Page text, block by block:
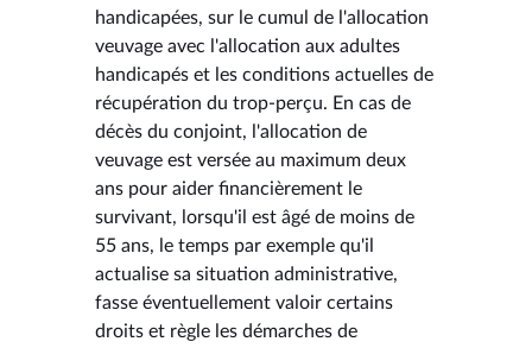
handicapées, sur le cumul de l'allocation
veuvage avec l'allocation aux adultes
handicapés et les conditions actuelles de
récupération du trop-perçu. En cas de
décès du conjoint, l'allocation de
veuvage est versée au maximum deux
ans pour aider financièrement le
survivant, lorsqu'il est âgé de moins de
55 ans, le temps par exemple qu'il
actualise sa situation administrative,
fasse éventuellement valoir certains
droits et règle les démarches de